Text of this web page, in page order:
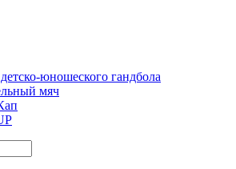
юношеского гандбола
мяч